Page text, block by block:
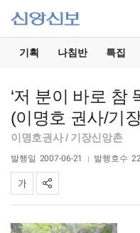
기획 나침반 특집
‘저 분이 바로 참
(이명호 권사/기
이명호권사 / 기장신앙촌
발행일 2007-06-21 발행호수